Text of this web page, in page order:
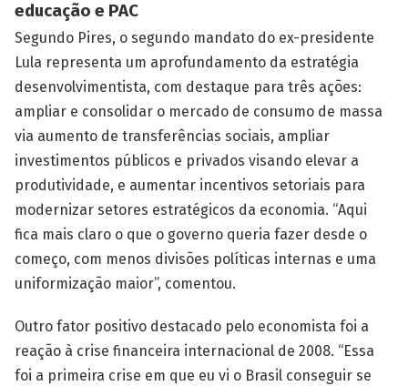
educação e PAC
Segundo Pires, o segundo mandato do ex-presidente
Lula representa um aprofundamento da estratégia
desenvolvimentista, com destaque para três ações:
ampliar e consolidar o mercado de consumo de massa
via aumento de transferências sociais, ampliar
investimentos públicos e privados visando elevar a
produtividade, e aumentar incentivos setoriais para
modernizar setores estratégicos da economia. “Aqui
fica mais claro o que o governo queria fazer desde o
começo, com menos divisões políticas internas e uma
uniformização maior”, comentou.
Outro fator positivo destacado pelo economista foi a
reação à crise financeira internacional de 2008. “Essa
foi a primeira crise em que eu vi o Brasil conseguir se